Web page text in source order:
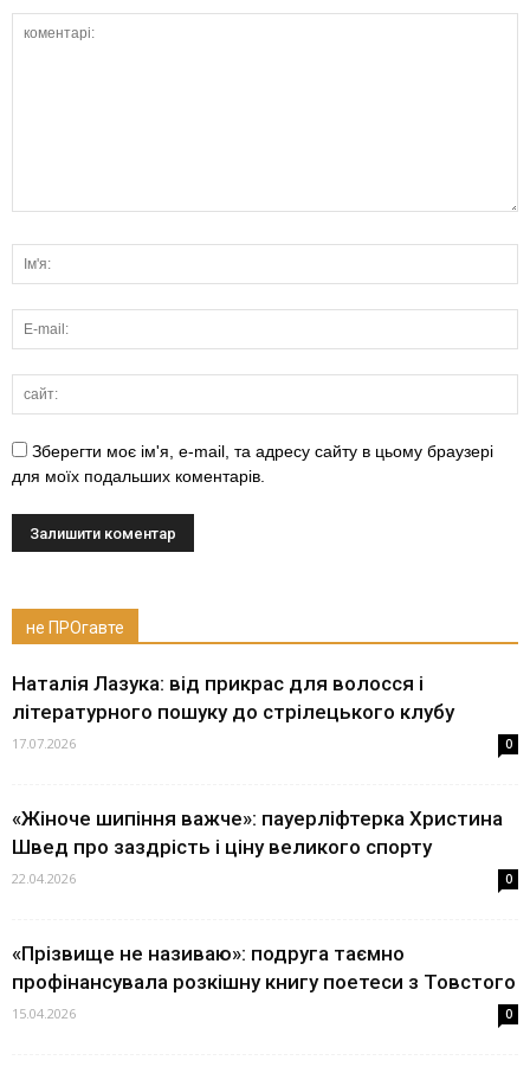
Зберегти моє ім'я, e-mail, та адресу сайту в цьому браузері
для моїх подальших коментарів.
не ПРОгавте
Наталія Лазука: від прикрас для волосся і
літературного пошуку до стрілецького клубу
17.07.2026 0
«Жіноче шипіння важче»: пауерліфтерка Христина
Швед про заздрість і ціну великого спорту
22.04.2026 0
«Прізвище не називаю»: подруга таємно
профінансувала розкішну книгу поетеси з Товстого
15.04.2026 0